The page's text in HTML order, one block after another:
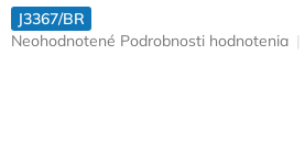
J3367/BR
Priemerné
Neohodnotené Podrobnosti hodnotenia